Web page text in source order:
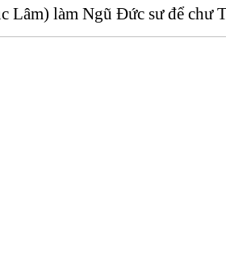
Lâm) làm Ngũ Đức sư để chư